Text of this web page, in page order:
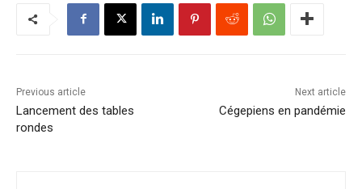
Previous article
Lancement des tables
rondes
Next article
Cégepiens en pandémie